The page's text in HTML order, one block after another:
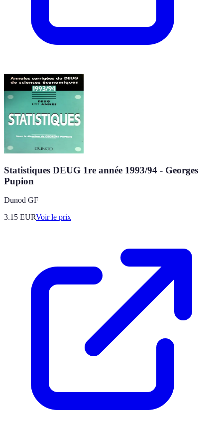
Statistiques DEUG 1re année 1993/94 - Georges
Pupion
Dunod GF
3.15 EURVoir le prix